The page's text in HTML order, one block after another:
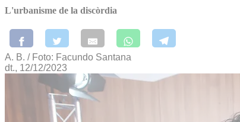
L'urbanisme de la discòrdia
A. B. / Foto: Facundo Santana
dt., 12/12/2023